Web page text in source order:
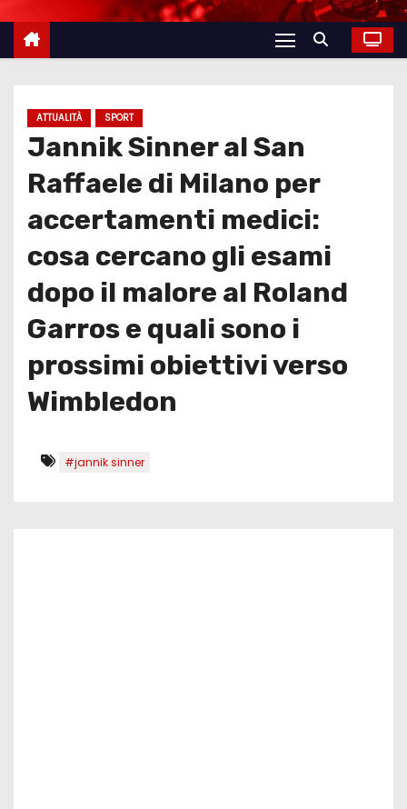
ATTUALITÀ SPORT
Jannik Sinner al San
Raffaele di Milano per
accertamenti medici:
cosa cercano gli esami
dopo il malore al Roland
Garros e quali sono i
prossimi obiettivi verso
Wimbledon
#jannik sinner